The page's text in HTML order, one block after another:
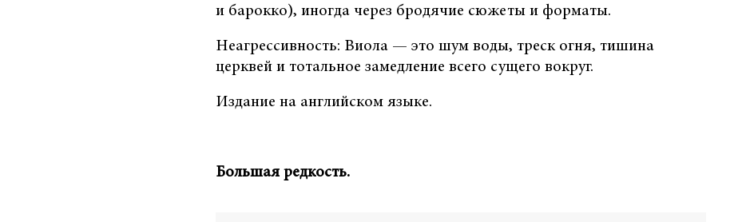
и барокко), иногда через бродячие сюжеты и форматы.
Неагрессивность: Виола — это шум воды, треск огня, тишина
церквей и тотальное замедление всего сущего вокруг.
Издание на английском языке.
Большая редкость.